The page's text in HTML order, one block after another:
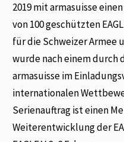
2019 mit armasuisse
von 100 geschützten
für die Schweizer Armee
wurde nach einem durch
armasuisse im
internationalen
Serienauftrag ist einen
Weiterentwicklung der